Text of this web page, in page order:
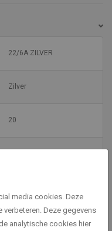
22/6A ZILVER
Zilver
20
media cookies. Deze
Deze gegevens
analytische cookies hier